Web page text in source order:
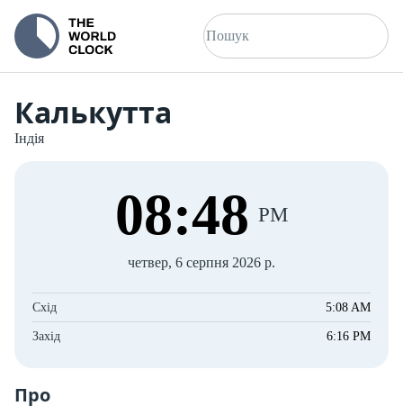
Калькутта
Індія
08:48 PM
четвер, 6 серпня 2026 р.
Схід 5:08 AM
Захід 6:16 PM
Про